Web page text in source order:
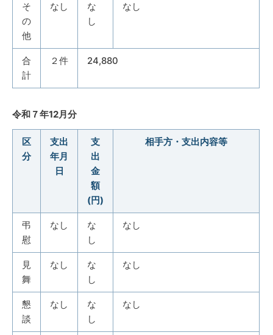
そ
の
他
なし
な
し
なし
合
計
２件 24,880
令和７年12月分
区
分
支出
年月
日
支
出
金
額
(円)
相手方・支出内容等
弔
慰
なし
な
し
なし
見
舞
なし
な
し
なし
懇
談
なし
な
し
なし